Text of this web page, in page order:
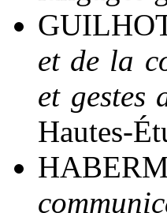
et de la
et gestes
Hautes-